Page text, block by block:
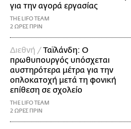
για την αγορά εργασίας
THE LIFO TEAM
2 ΩΡΕΣ ΠΡΙΝ
Διεθνή /Ταϊλάνδη: Ο
πρωθυπουργός υπόσχεται
αυστηρότερα μέτρα για την
οπλοκατοχή μετά τη φονική
επίθεση σε σχολείο
THE LIFO TEAM
2 ΩΡΕΣ ΠΡΙΝ